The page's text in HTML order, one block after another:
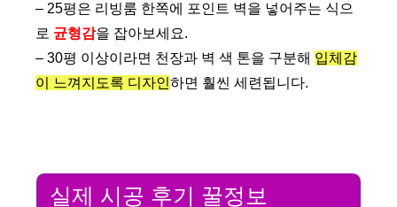
– 25평은 리빙룸 한쪽에 포인트 벽을 넣어주는 식으
로 균형감을 잡아보세요.
– 30평 이상이라면 천장과 벽 색 톤을 구분해 입체감
이 느껴지도록 디자인하면 훨씬 세련됩니다.
실제 시공 후기 꿀정보